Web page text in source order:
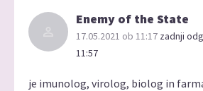
Enemy of the State
17.05.2021 ob 11:17 zadnji
11:57
je imunolog, virolog, biolog in